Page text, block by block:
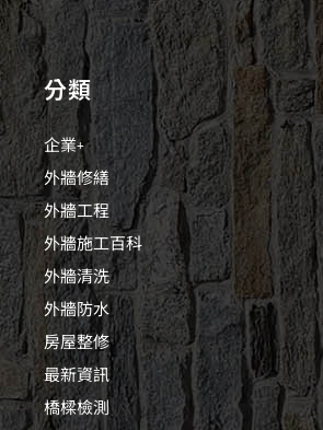
分類
企業+
外牆修繕
外牆工程
外牆施工百科
外牆清洗
外牆防水
房屋整修
最新資訊
橋樑檢測